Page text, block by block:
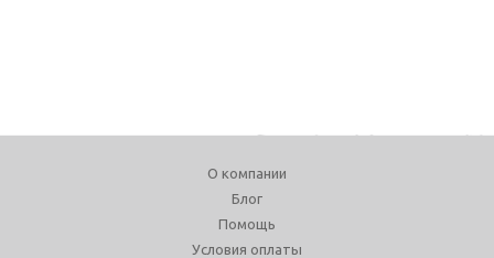
О компании
Блог
Помощь
Условия оплаты